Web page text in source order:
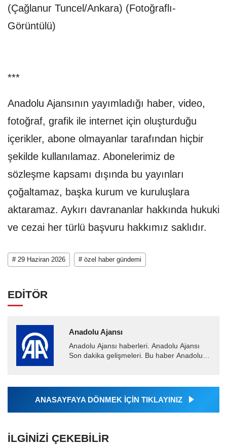
(Çağlanur Tuncel/Ankara) (Fotoğraflı-
Görüntülü)
***
Anadolu Ajansının yayımladığı haber, video,
fotoğraf, grafik ile internet için oluşturduğu
içerikler, abone olmayanlar tarafından hiçbir
şekilde kullanılamaz. Abonelerimiz de
sözleşme kapsamı dışında bu yayınları
çoğaltamaz, başka kurum ve kuruluşlara
aktaramaz. Aykırı davrananlar hakkında hukuki
ve cezai her türlü başvuru hakkımız saklıdır.
# 29 Haziran 2026 # özel haber gündemi
EDİTÖR
Anadolu Ajansı
Anadolu Ajansı haberleri. Anadolu Ajansı
Son dakika gelişmeleri. Bu haber Anadolu
Ajansı tarafından...
ANASAYFAYA DÖNMEK İÇİN TIKLAYINIZ
İLGINIZI ÇEKEBILIR